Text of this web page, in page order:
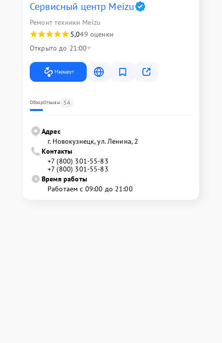
Сервисный центр Meizu
Ремонт техники Meizu
5,049 оценки
Открыто до 21:00
Маршрут
ОбзорОтзывы 54
Адрес
г. Новокузнецк, ул. Ленина, 2
Контакты
+7 (800) 301-55-83
+7 (800) 301-55-83
Время работы
Работаем с 09:00 до 21:00